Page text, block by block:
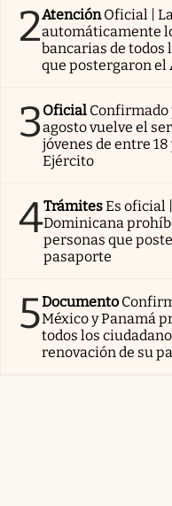
2AtenciónOficial |
automáticamente
bancarias de todos
que postergaron el
3Oficial Confirmado
agosto vuelve el
jóvenes de entre
Ejército
4TrámitesEs oficial
Dominicana
personas que
pasaporte
5Documento
México y Panamá
todos los
renovación de su